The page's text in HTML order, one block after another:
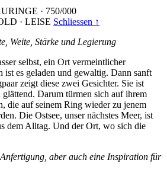
· 750/000
· LEISE Schliessen ↑
Weite, Stärke und Legierung
selbst, ein Ort vermeintlicher
ist es geladen und gewaltig. Dann sanft
zeigt diese zwei Gesichter. Sie ist
Darum türmen sich auf ihrem
die auf seinem Ring wieder zu jenem
Die Ostsee, unser nächstes Meer, ist
dem Alltag. Und der Ort, wo sich die
aber auch eine Inspiration für